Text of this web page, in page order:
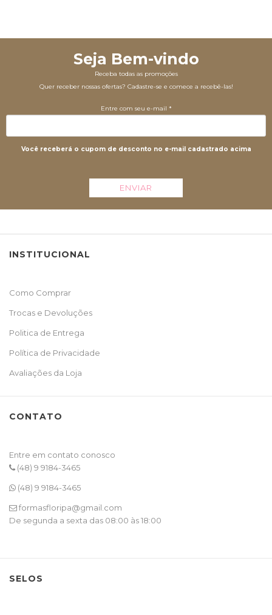
Seja Bem-vindo
Receba todas as promoções
Quer receber nossas ofertas? Cadastre-se e comece a recebê-las!
Entre com seu e-mail *
Você receberá o cupom de desconto no e-mail cadastrado acima
ENVIAR
INSTITUCIONAL
Como Comprar
Trocas e Devoluções
Politica de Entrega
Política de Privacidade
Avaliações da Loja
CONTATO
Entre em contato conosco
(48) 9 9184-3465
(48) 9 9184-3465
formasfloripa@gmail.com
De segunda a sexta das 08:00 às 18:00
SELOS